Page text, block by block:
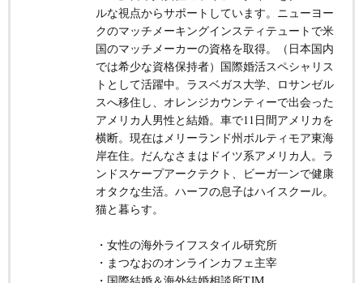
ルな視点からサポートしています。ニューヨー
クのマッチメーキングインスティテュートで米
国のマッチメーカーの資格を取得。（日本国内
では希少な資格保持者）国際婚活スペシャリス
トとして活躍中。ラスベガス大学、ロサンゼル
スへ移住し、オレンジカウンティーで出会った
アメリカ人男性と結婚。車で11日間アメリカを
横断。現在はメリーランド州ボルティモア東海
岸在住。だんなさまはドイツ系アメリカ人。ラ
ンドスケープアークテクト、ビーガ一ンで健康
オタクな生活。ハーフの息子はハイスクール。
猫と暮らす。
・女性の海外ライフスタイル研究所
・まつなおのオンラインカフェ主宰